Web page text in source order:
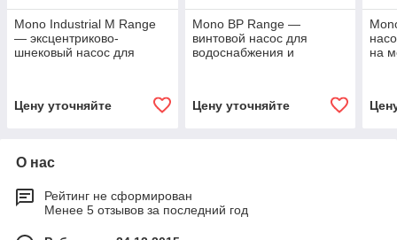
Mono Industrial M Range
— эксцентриково-
шнековый насос для
Цену уточняйте
Mono BP Range —
винтовой насос для
водоснабжения и
Цену уточняйте
на
О нас
Рейтинг не сформирован
Менее 5 отзывов за последний год